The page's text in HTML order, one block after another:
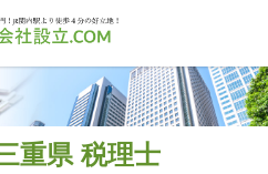
重県 税理士